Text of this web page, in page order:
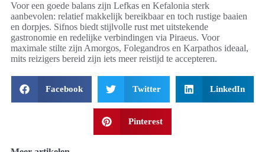
Voor een goede balans zijn Lefkas en Kefalonia sterk
aanbevolen: relatief makkelijk bereikbaar en toch rustige baaien
en dorpjes. Sifnos biedt stijlvolle rust met uitstekende
gastronomie en redelijke verbindingen via Piraeus. Voor
maximale stilte zijn Amorgos, Folegandros en Karpathos ideaal,
mits reizigers bereid zijn iets meer reistijd te accepteren.
Facebook Twitter LinkedIn
Pinterest